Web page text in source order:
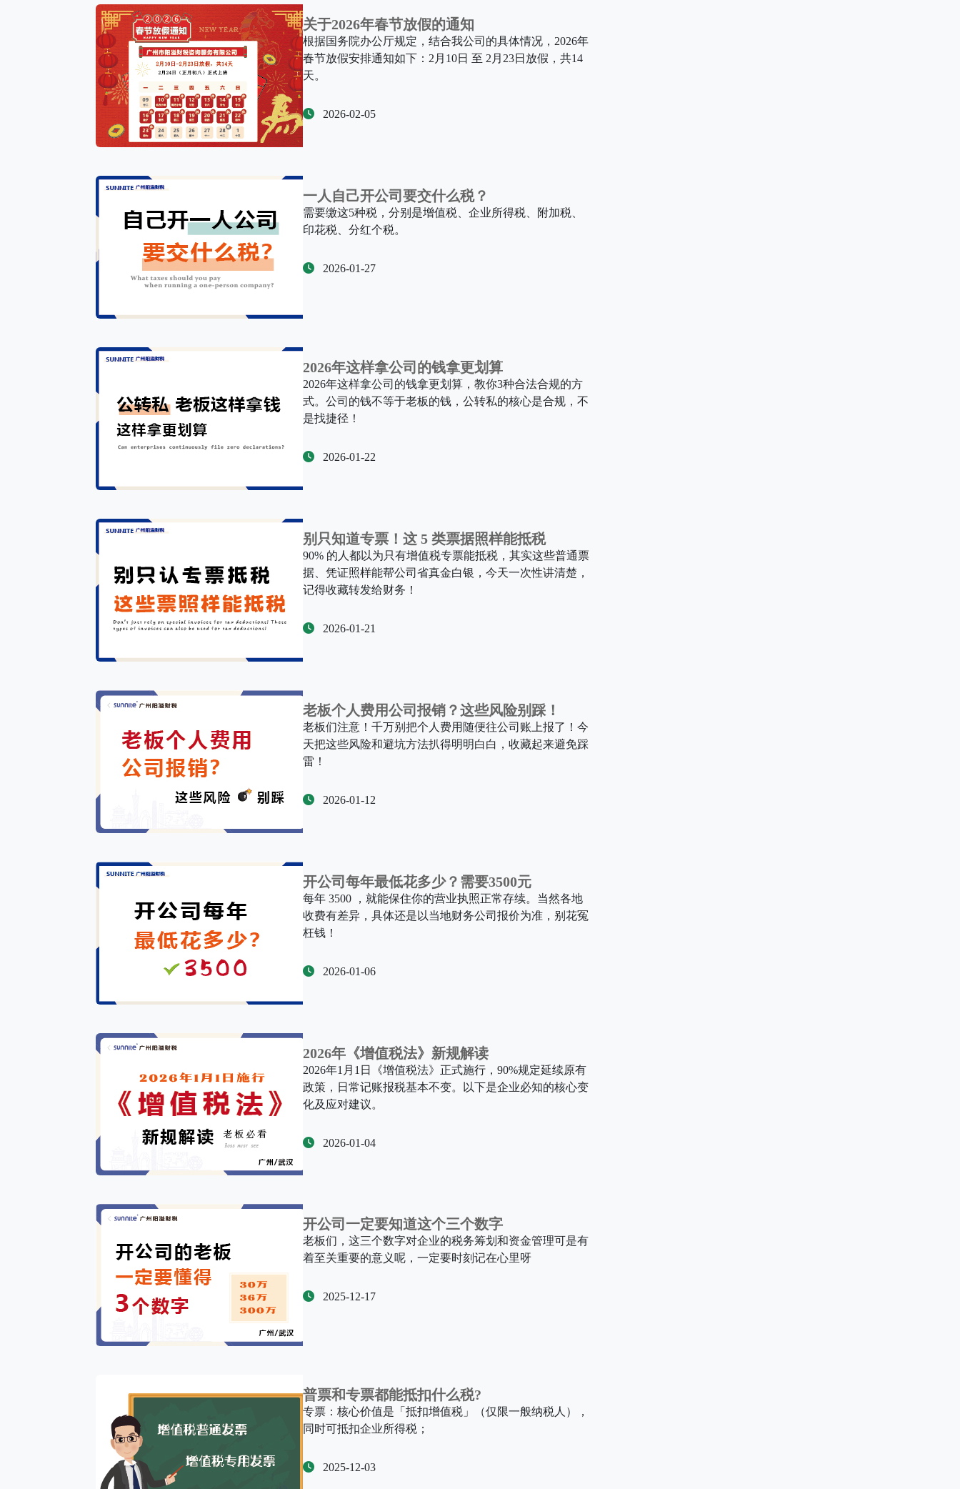
关于2026年春节放假的通知
根据国务院办公厅规定，结合我公司的具体情况，2026年
春节放假安排通知如下：2月10日 至 2月23日放假，共14
天。
2026-02-05
一人自己开公司要交什么税？
需要缴这5种税，分别是增值税、企业所得税、附加税、
印花税、分红个税。
2026-01-27
2026年这样拿公司的钱拿更划算
2026年这样拿公司的钱拿更划算，教你3种合法合规的方
式。公司的钱不等于老板的钱，公转私的核心是合规，不
是找捷径！
2026-01-22
别只知道专票！这 5 类票据照样能抵税
90% 的人都以为只有增值税专票能抵税，其实这些普通票
据、凭证照样能帮公司省真金白银，今天一次性讲清楚，
记得收藏转发给财务！
2026-01-21
老板个人费用公司报销？这些风险别踩！
老板们注意！千万别把个人费用随便往公司账上报了！今
天把这些风险和避坑方法扒得明明白白，收藏起来避免踩
雷！
2026-01-12
开公司每年最低花多少？需要3500元
每年 3500 ，就能保住你的营业执照正常存续。当然各地
收费有差异，具体还是以当地财务公司报价为准，别花冤
枉钱！
2026-01-06
2026年《增值税法》新规解读
2026年1月1日《增值税法》正式施行，90%规定延续原有
政策，日常记账报税基本不变。以下是企业必知的核心变
化及应对建议。
2026-01-04
开公司一定要知道这个三个数字
老板们，这三个数字对企业的税务筹划和资金管理可是有
着至关重要的意义呢，一定要时刻记在心里呀
2025-12-17
普票和专票都能抵扣什么税?
专票：核心价值是「抵扣增值税」（仅限一般纳税人），
同时可抵扣企业所得税；
2025-12-03